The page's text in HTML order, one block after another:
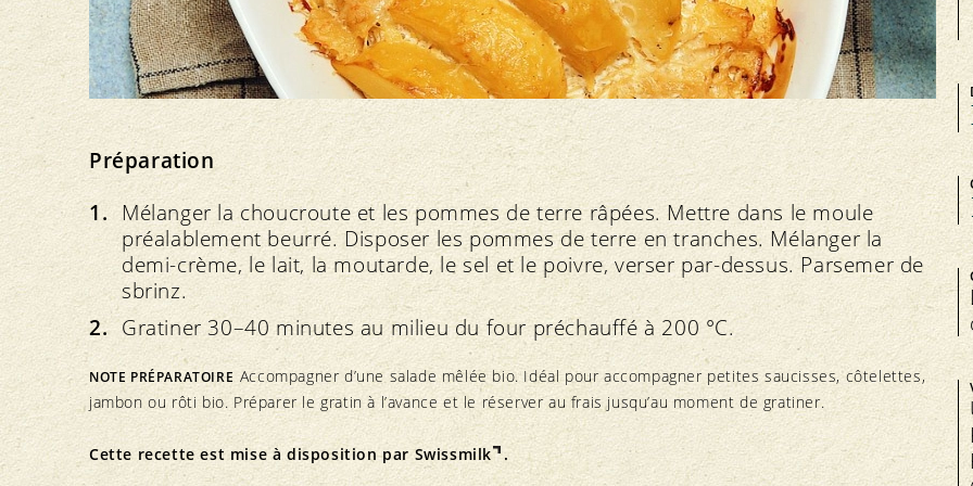
Préparation
Mélanger la choucroute et les pommes de terre râpées. Mettre dans le moule
préalablement beurré. Disposer les pommes de terre en tranches. Mélanger la
demi-crème, le lait, la moutarde, le sel et le poivre, verser par-dessus. Parsemer de
sbrinz.
Gratiner 30–40 minutes au milieu du four préchauffé à 200 °C.
NOTE PRÉPARATOIRE Accompagner d’une salade mêlée bio. Idéal pour accompagner petites saucisses, côtelettes,
jambon ou rôti bio. Préparer le gratin à l’avance et le réserver au frais jusqu’au moment de gratiner.
Cette recette est mise à disposition parSwissmilk .